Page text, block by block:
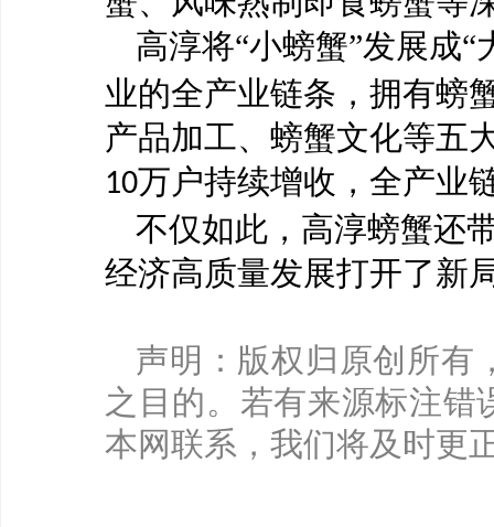
高淳将“小螃蟹”发展成
业的全产业链条，拥有螃
产品加工、螃蟹文化等五
10万户持续增收，全产业
不仅如此，高淳螃蟹还
经济高质量发展打开了新
声明：版权归原创所有
之目的。若有来源标注错
本网联系，我们将及时更